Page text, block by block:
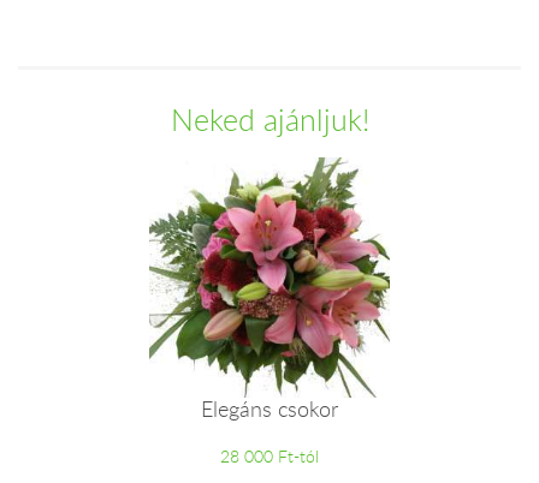
Neked ajánljuk!
Elegáns csokor
28 000 Ft-tól